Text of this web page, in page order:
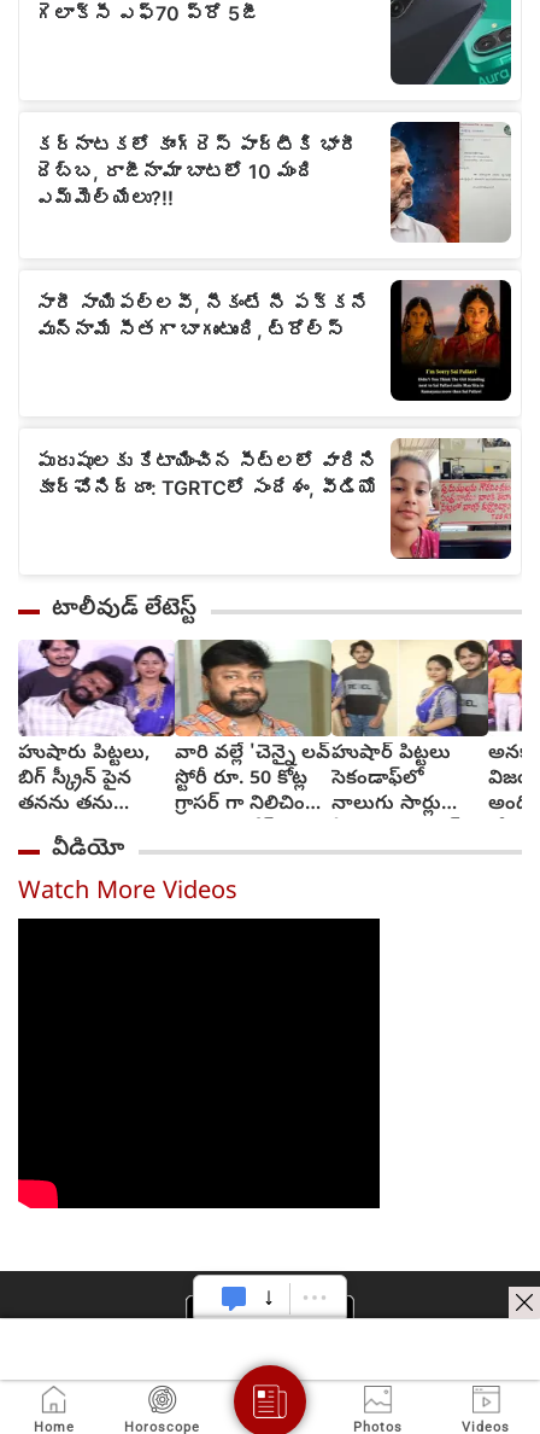
టాలీవుడ్ లేటెస్ట్
హుషారు పిట్టలు,
బిగ్ స్క్రీన్ పైన
తనను తను
చూసుకుని చెంప
పగలగొట్టుకున్న
నటుడు, వీడియో
వైరల్
వారి వల్లే 'చెన్నై లవ్
స్టోరీ రూ. 50 కోట్ల
గ్రాసర్ గా నిలిచింది -
హుషార్‌ పిట్టలు
సెకండాఫ్‌లో
నాలుగు సార్లు
అర్జున్‌
సోనూ
వీడియో
Watch More Videos
Home Horoscope Photos Videos